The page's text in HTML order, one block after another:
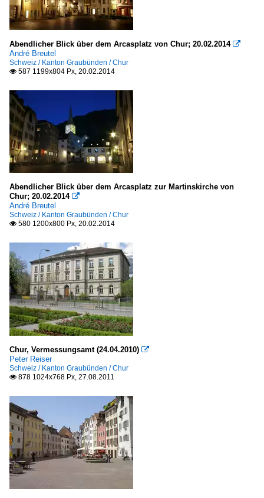
Abendlicher Blick über dem Arcasplatz von Chur; 20.02.2014 
André Breutel
Schweiz / Kanton Graubünden / Chur
 587 1199x804 Px, 20.02.2014
Abendlicher Blick über dem Arcasplatz zur Martinskirche von
Chur; 20.02.2014 
André Breutel
Schweiz / Kanton Graubünden / Chur
 580 1200x800 Px, 20.02.2014
Chur, Vermessungsamt (24.04.2010) 
Peter Reiser
Schweiz / Kanton Graubünden / Chur
 878 1024x768 Px, 27.08.2011